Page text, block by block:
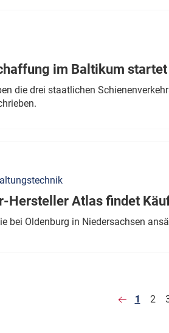
im Baltikum
die drei staatlichen
Hersteller Atlas findet
bei Oldenburg in Niedersachsen
1 2